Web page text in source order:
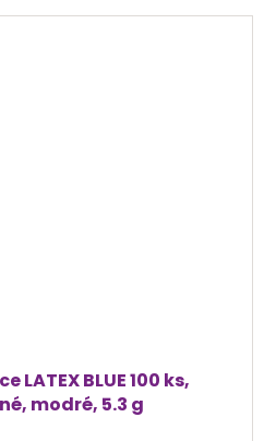
LATEX BLUE 100 ks,
modré, 5.3 g